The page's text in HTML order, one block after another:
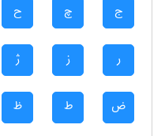
ج چ ح
ر ز ژ
ض ط ظ